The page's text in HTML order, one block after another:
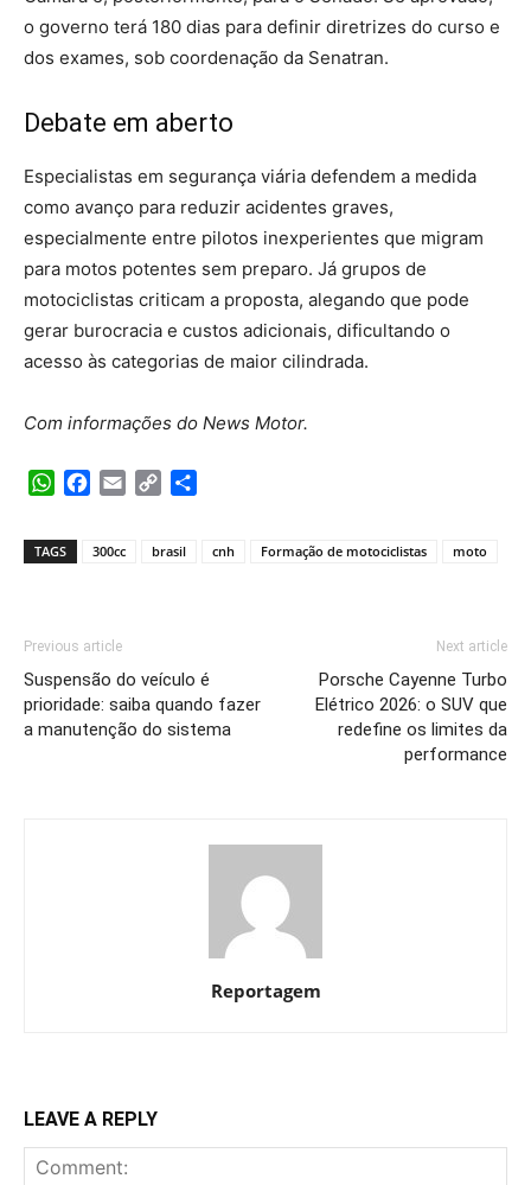
o governo terá 180 dias para definir diretrizes do curso e
dos exames, sob coordenação da Senatran.
Debate em aberto
Especialistas em segurança viária defendem a medida
como avanço para reduzir acidentes graves,
especialmente entre pilotos inexperientes que migram
para motos potentes sem preparo. Já grupos de
motociclistas criticam a proposta, alegando que pode
gerar burocracia e custos adicionais, dificultando o
acesso às categorias de maior cilindrada.
Com informações do News Motor.
WhatsApp
Facebook
Email Copy
TAGS 300cc brasil cnh Formação de motociclistas moto
Previous article
Suspensão do veículo é
prioridade: saiba quando fazer
a manutenção do sistema
Next article
Porsche Cayenne Turbo
Elétrico 2026: o SUV que
redefine os limites da
performance
Reportagem
LEAVE A REPLY